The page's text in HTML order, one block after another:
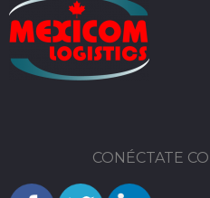
CONÉCTATE